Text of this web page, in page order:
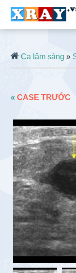
Ca lâm sàng »
«CASE TRƯỚC